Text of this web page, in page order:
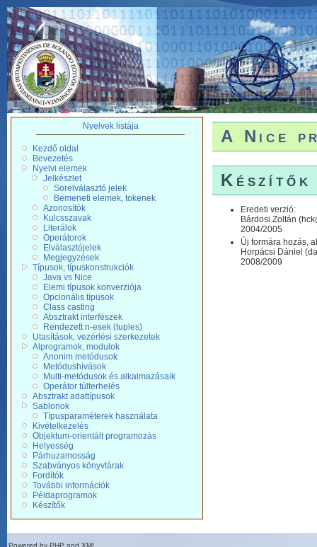
Nyelvek listája
Kezdő oldal
Bevezetés
Nyelvi elemek
Jelkészlet
Sorelválasztó jelek
Bemeneti elemek, tokenek
Azonosítók
Kulcsszavak
Literálok
Operátorok
Elválasztójelek
Megjegyzések
Típusok, típuskonstrukciók
Java vs Nice
Elemi típusok konverziója
Opcionális típusok
Class casting
Absztrakt interfészek
Rendezett n-esek (tuples)
Utasítások, vezérlési szerkezetek
Alprogramok, modulok
Anonim metódusok
Metódushívások
Multi-metódusok és alkalmazásaik
Operátor túlterhelés
Absztrakt adattípusok
Sablonok
Típusparaméterek használata
Kivételkezelés
Objektum-orientált programozás
Helyesség
Párhuzamosság
Szabványos könyvtárak
Fordítók
További információk
Példaprogramok
Készítők
A Nice
Készítők
Eredeti verzió:
Bárdosi Zoltán
2004/2005
Új formára hozás,
Horpácsi Dániel
2008/2009
Powered by PHP and XML